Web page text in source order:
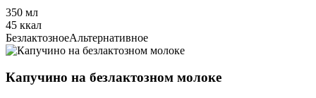
350 мл
45 ккал
БезлактозноеАльтернативное
Капучино на безлактозном молоке